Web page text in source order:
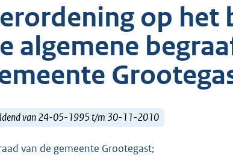
op het
algemene
van 24-05-1995 t/m 30-11-2010
van de gemeente Grootegast;